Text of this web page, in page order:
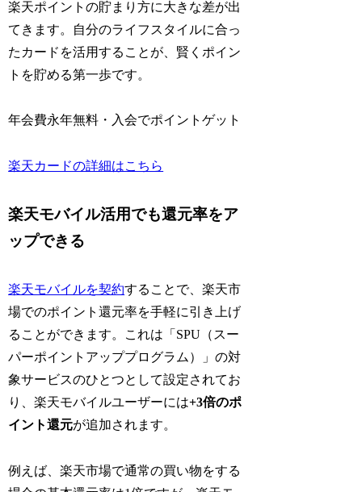
楽天ポイントの貯まり方に大きな差が出
てきます。自分のライフスタイルに合っ
たカードを活用することが、賢くポイン
トを貯める第一歩です。
年会費永年無料・入会でポイントゲット
楽天カードの詳細はこちら
楽天モバイル活用でも還元率をア
ップできる
楽天モバイルを契約することで、楽天市
場でのポイント還元率を手軽に引き上げ
ることができます。これは「SPU（スー
パーポイントアッププログラム）」の対
象サービスのひとつとして設定されてお
り、楽天モバイルユーザーには+3倍のポ
イント還元が追加されます。
例えば、楽天市場で通常の買い物をする